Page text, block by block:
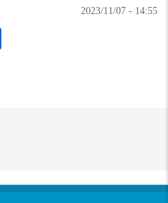
14:55 - 2023/11/07